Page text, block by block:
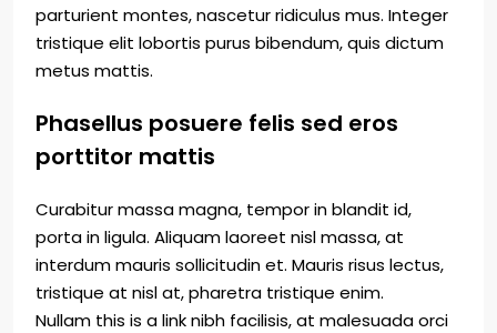
parturient montes, nascetur ridiculus mus. Integer
tristique elit lobortis purus bibendum, quis dictum
metus mattis.
Phasellus posuere felis sed eros
porttitor mattis
Curabitur massa magna, tempor in blandit id,
porta in ligula. Aliquam laoreet nisl massa, at
interdum mauris sollicitudin et. Mauris risus lectus,
tristique at nisl at, pharetra tristique enim.
Nullam this is a link nibh facilisis, at malesuada orci